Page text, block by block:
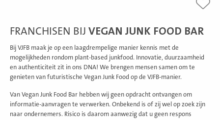
FRANCHISEN BIJ VEGAN JUNK FOOD BAR
Bij VJFB maak je op een laagdrempelige manier kennis met de
mogelijkheden rondom plant-based junkfood. Innovatie, duurzaamheid
en authenticiteit zit in ons DNA! We brengen mensen samen om te
genieten van futuristische Vegan Junk Food op de VJFB-manier.
Van Vegan Junk Food Bar hebben wij geen opdracht ontvangen om
informatie-aanvragen te verwerken. Onbekend is of zij wel op zoek zijn
naar ondernemers. Risico is daarom aanwezig dat u geen respons